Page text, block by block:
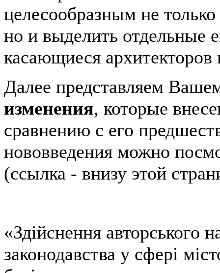
целесообразным не
но и выделить отдельные
касающиеся архитекторов
Далее представляем
изменения, которые
сравнению с его
нововведения можно
(ссылка - внизу этой
«Здійснення авторського
законодавства у сфері